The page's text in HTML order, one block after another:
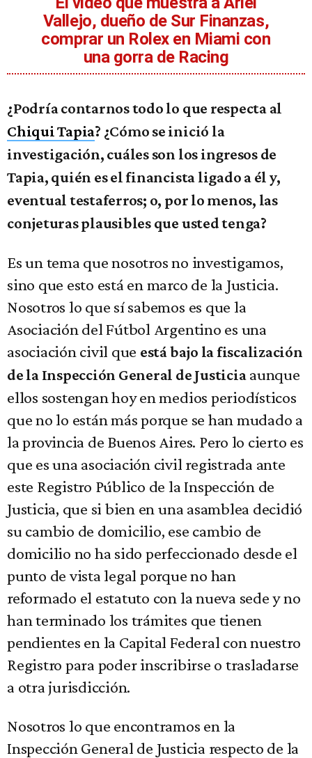
Vallejo, dueño de Sur Finanzas,
comprar un Rolex en Miami con
una gorra de Racing
¿Podría contarnos todo lo que respecta al
Chiqui Tapia? ¿Cómo se inició la
investigación, cuáles son los ingresos de
Tapia, quién es el financista ligado a él y,
eventual testaferros; o, por lo menos, las
conjeturas plausibles que usted tenga?
Es un tema que nosotros no investigamos,
sino que esto está en marco de la Justicia.
Nosotros lo que sí sabemos es que la
Asociación del Fútbol Argentino es una
asociación civil que está bajo la fiscalización
de la Inspección General de Justiciaaunque
ellos sostengan hoy en medios periodísticos
que no lo están más porque se han mudado a
la provincia de Buenos Aires. Pero lo cierto es
que es una asociación civil registrada ante
este Registro Público de la Inspección de
Justicia, que si bien en una asamblea decidió
su cambio de domicilio, ese cambio de
domicilio no ha sido perfeccionado desde el
punto de vista legal porque no han
reformado el estatuto con la nueva sede y no
han terminado los trámites que tienen
pendientes en la Capital Federal con nuestro
Registro para poder inscribirse o trasladarse
a otra jurisdicción.
Nosotros lo que encontramos en la
Inspección General de Justicia respecto de la